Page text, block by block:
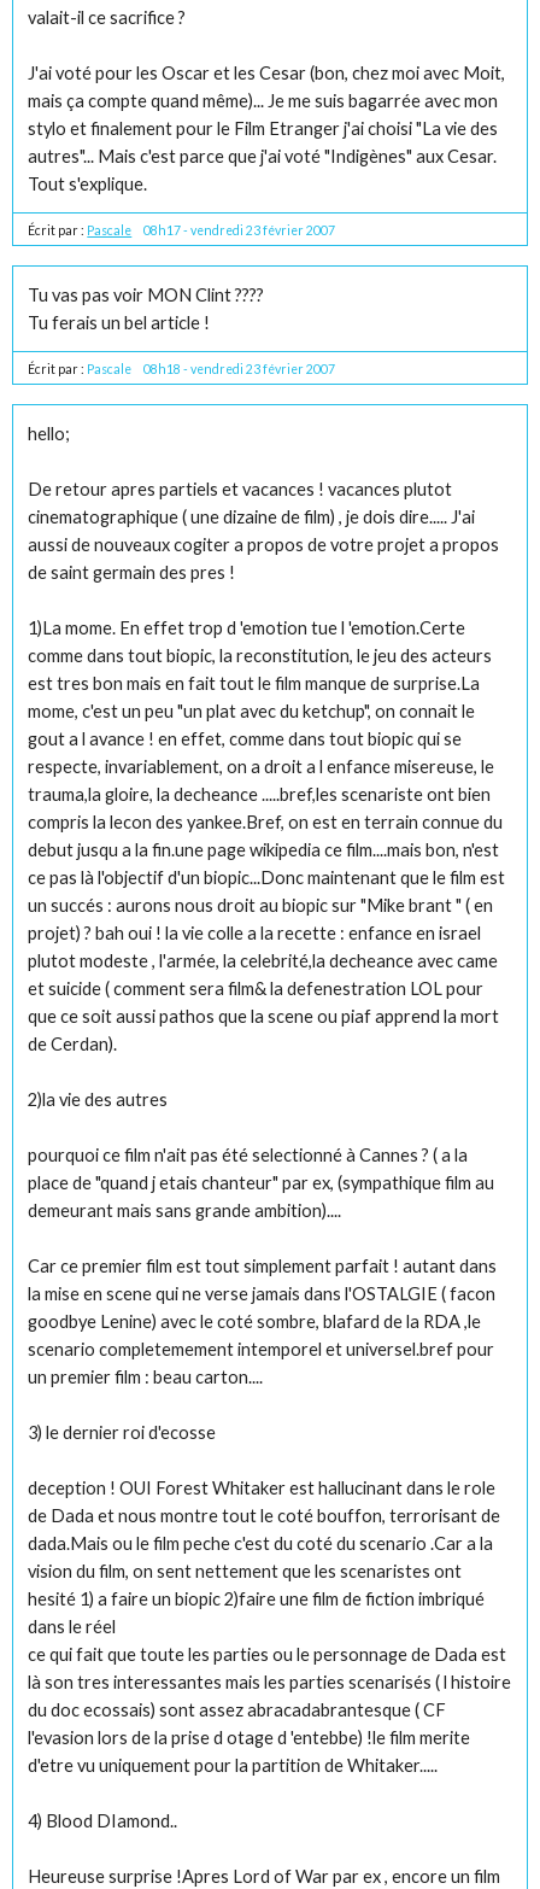
valait-il ce sacrifice ?
J'ai voté pour les Oscar et les Cesar (bon, chez moi avec Moit,
mais ça compte quand même)... Je me suis bagarrée avec mon
stylo et finalement pour le Film Etranger j'ai choisi "La vie des
autres"... Mais c'est parce que j'ai voté "Indigènes" aux Cesar.
Tout s'explique.
Écrit par : Pascale 08h17-vendredi 23 février 2007
Tu vas pas voir MON Clint ????
Tu ferais un bel article !
Écrit par : Pascale 08h18 -vendredi 23 février 2007
hello;
De retour apres partiels et vacances ! vacances plutot
cinematographique ( une dizaine de film) , je dois dire..... J'ai
aussi de nouveaux cogiter a propos de votre projet a propos
de saint germain des pres !
1)La mome. En effet trop d 'emotion tue l 'emotion.Certe
comme dans tout biopic, la reconstitution, le jeu des acteurs
est tres bon mais en fait tout le film manque de surprise.La
mome, c'est un peu "un plat avec du ketchup", on connait le
gout a l avance ! en effet, comme dans tout biopic qui se
respecte, invariablement, on a droit a l enfance misereuse, le
trauma,la gloire, la decheance .....bref,les scenariste ont bien
compris la lecon des yankee.Bref, on est en terrain connue du
debut jusqu a la fin.une page wikipedia ce film....mais bon, n'est
ce pas là l'objectif d'un biopic...Donc maintenant que le film est
un succés : aurons nous droit au biopic sur "Mike brant " ( en
projet) ? bah oui ! la vie colle a la recette : enfance en israel
plutot modeste , l'armée, la celebrité,la decheance avec came
et suicide ( comment sera film& la defenestration LOL pour
que ce soit aussi pathos que la scene ou piaf apprend la mort
de Cerdan).
2)la vie des autres
pourquoi ce film n'ait pas été selectionné à Cannes ? ( a la
place de "quand j etais chanteur" par ex, (sympathique film au
demeurant mais sans grande ambition)....
Car ce premier film est tout simplement parfait ! autant dans
la mise en scene qui ne verse jamais dans l'OSTALGIE ( facon
goodbye Lenine) avec le coté sombre, blafard de la RDA ,le
scenario completemement intemporel et universel.bref pour
un premier film : beau carton....
3) le dernier roi d'ecosse
deception ! OUI Forest Whitaker est hallucinant dans le role
de Dada et nous montre tout le coté bouffon, terrorisant de
dada.Mais ou le film peche c'est du coté du scenario .Car a la
vision du film, on sent nettement que les scenaristes ont
hesité 1) a faire un biopic 2)faire une film de fiction imbriqué
dans le réel
ce qui fait que toute les parties ou le personnage de Dada est
là son tres interessantes mais les parties scenarisés ( l histoire
du doc ecossais) sont assez abracadabrantesque ( CF
l'evasion lors de la prise d otage d 'entebbe) !le film merite
d'etre vu uniquement pour la partition de Whitaker.....
4) Blood DIamond..
Heureuse surprise !Apres Lord of War par ex , encore un film